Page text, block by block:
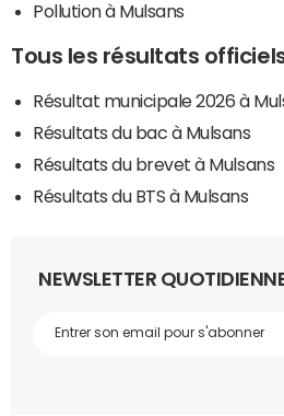
Pollution à Mulsans
Tous les résultats
Résultat municipale 2026 à
Résultats du bac à Mulsans
Résultats du brevet à Mulsans
Résultats du BTS à Mulsans
NEWSLETTER